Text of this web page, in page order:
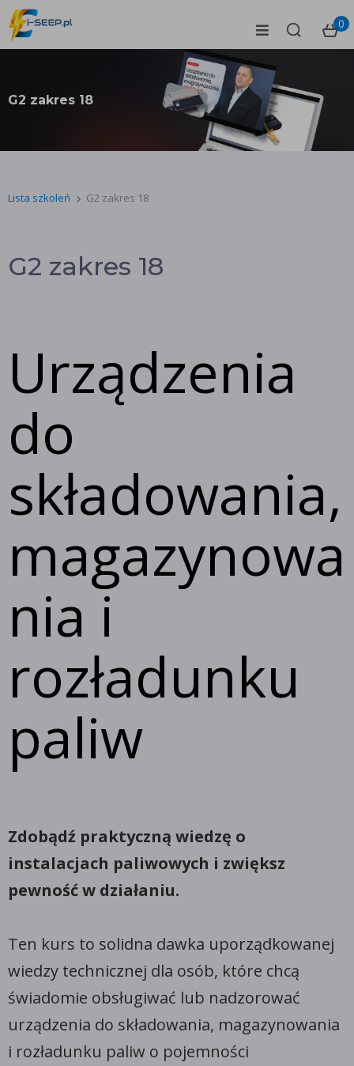
0
G2 zakres 18
Lista szkoleń G2 zakres 18
G2 zakres 18
Urządzenia
do
składowania,
magazynowa
nia i
rozładunku
paliw
Zdobądź praktyczną wiedzę o
instalacjach paliwowych i zwiększ
pewność w działaniu.
Ten kurs to solidna dawka uporządkowanej
wiedzy technicznej dla osób, które chcą
świadomie obsługiwać lub nadzorować
urządzenia do składowania, magazynowania
i rozładunku paliw o pojemności